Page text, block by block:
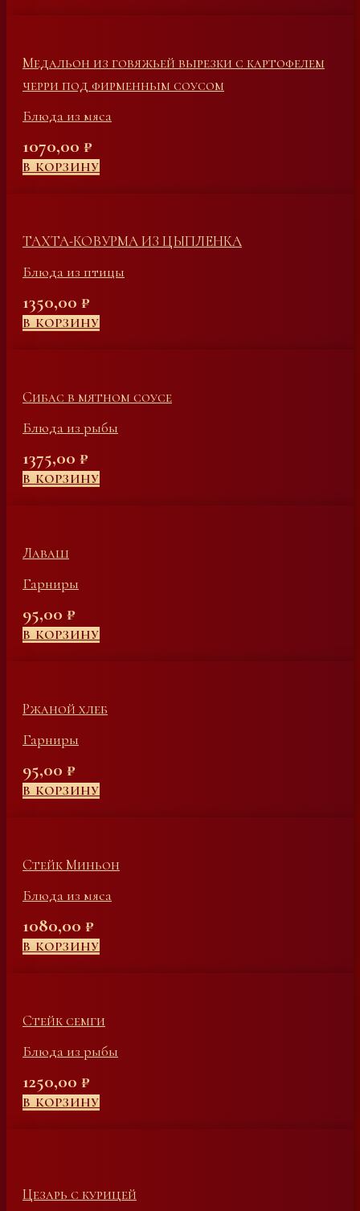
Медальон из говяжьей вырезки с картофелем
черри под фирменным соусом
Блюда из мяса
1070,00 ₽
В КОРЗИНУ
ТАХТА-КОВУРМА ИЗ ЦЫПЛЕНКА
Блюда из птицы
1350,00 ₽
В КОРЗИНУ
Сибас в мятном соусе
Блюда из рыбы
1375,00 ₽
В КОРЗИНУ
Лаваш
Гарниры
95,00 ₽
В КОРЗИНУ
Ржаной хлеб
Гарниры
95,00 ₽
В КОРЗИНУ
Стейк Миньон
Блюда из мяса
1080,00 ₽
В КОРЗИНУ
Стейк семги
Блюда из рыбы
1250,00 ₽
В КОРЗИНУ
Цезарь с курицей